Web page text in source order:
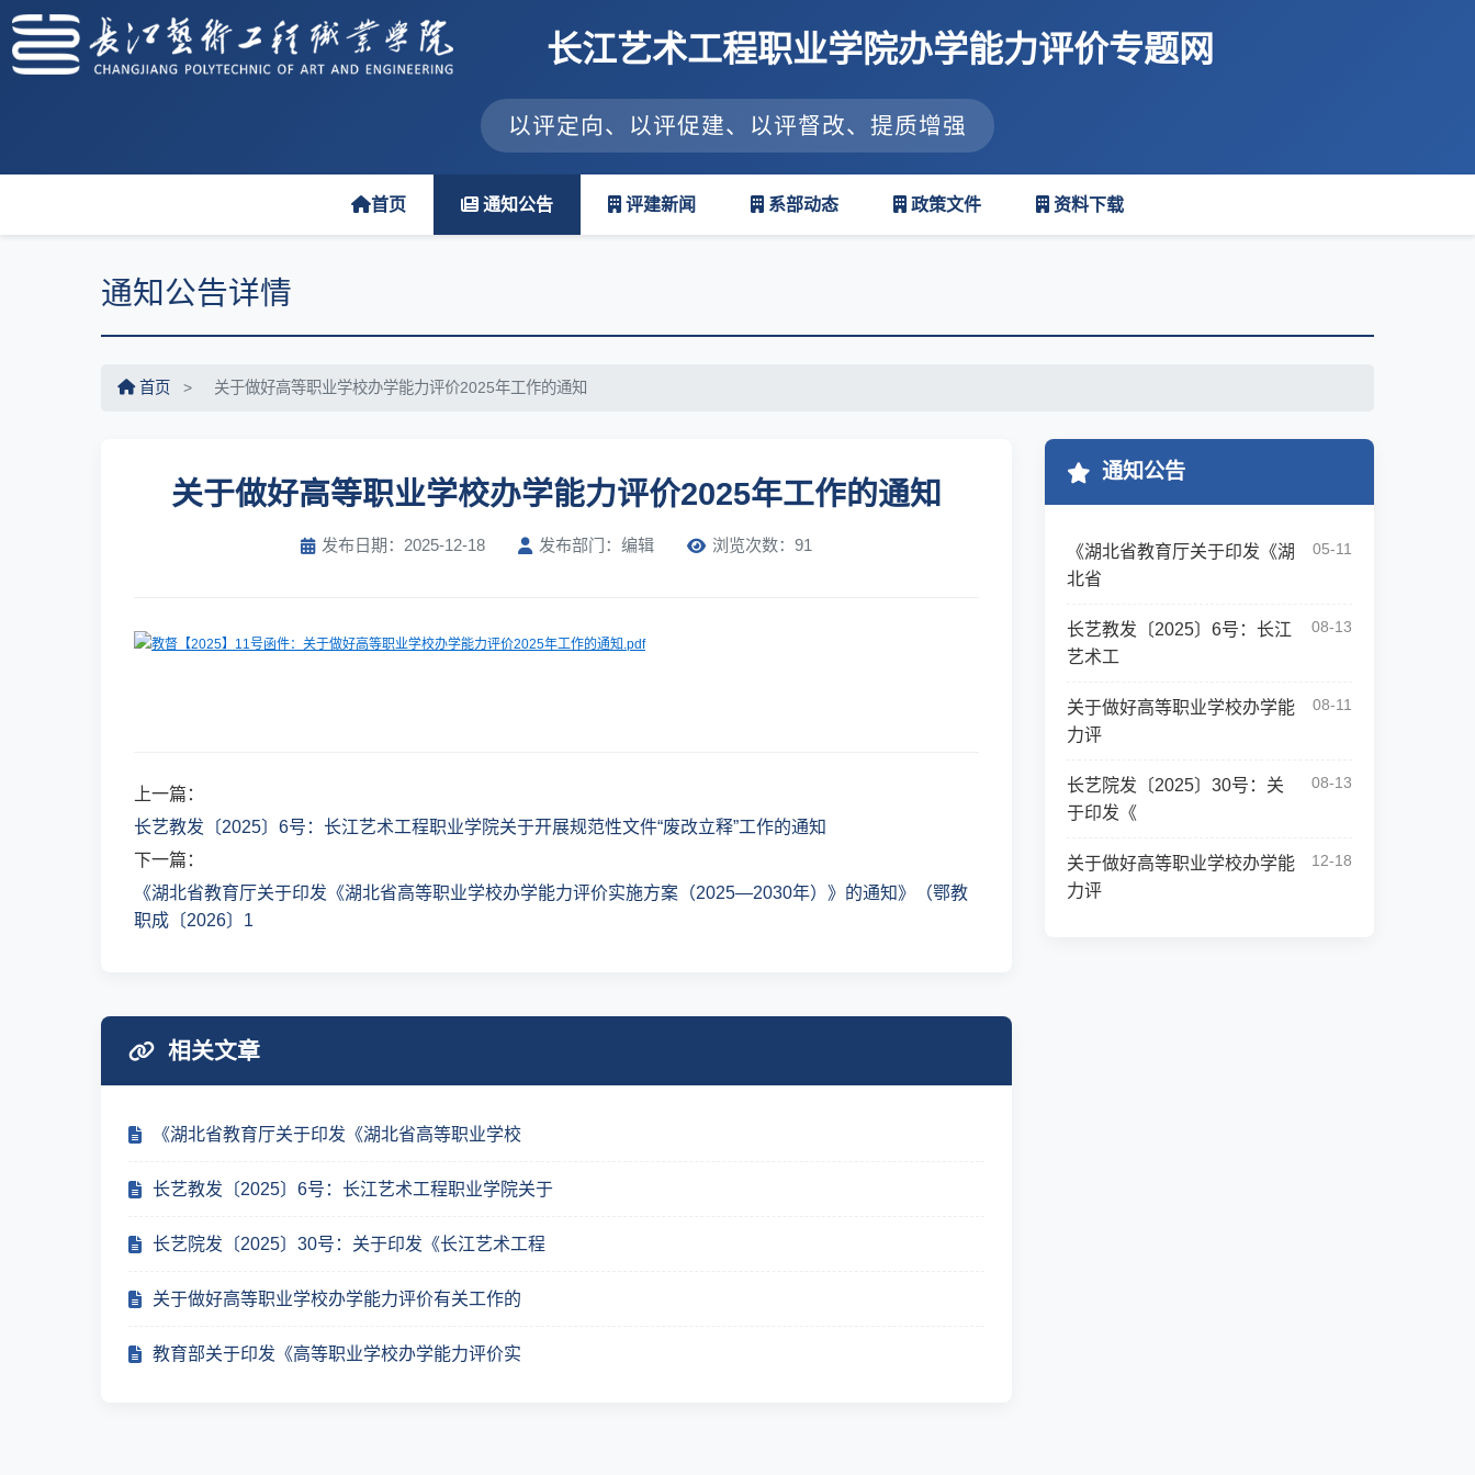
长江艺术工程职业学院办学能力评价专题网
以评定向、以评促建、以评督改、提质增强
首页 通知公告 评建新闻 系部动态 政策文件 资料下载
通知公告详情
首页 > 关于做好高等职业学校办学能力评价2025年工作的通知
关于做好高等职业学校办学能力评价2025年工作的通知
发布日期：2025-12-18 发布部门：编辑 浏览次数：91
教督【2025】11号函件：关于做好高等职业学校办学能力评价2025年工作的通知.pdf
上一篇：
长艺教发〔2025〕6号：长江艺术工程职业学院关于开展规范性文件“废改立释”工作的通知
下一篇：
《湖北省教育厅关于印发《湖北省高等职业学校办学能力评价实施方案（2025—2030年）》的通知》（鄂教
职成〔2026〕1
相关文章
《湖北省教育厅关于印发《湖北省高等职业学校
长艺教发〔2025〕6号：长江艺术工程职业学院关于
长艺院发〔2025〕30号：关于印发《长江艺术工程
关于做好高等职业学校办学能力评价有关工作的
教育部关于印发《高等职业学校办学能力评价实
通知公告
《湖北省教育厅关于印发《湖
北省
05-11
长艺教发〔2025〕6号：长江
艺术工
08-13
关于做好高等职业学校办学能
力评
08-11
长艺院发〔2025〕30号：关
于印发《
08-13
关于做好高等职业学校办学能
力评
12-18